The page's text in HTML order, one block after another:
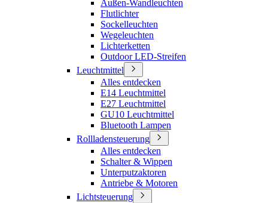
Außen-Wandleuchten
Flutlichter
Sockelleuchten
Wegeleuchten
Lichterketten
Outdoor LED-Streifen
Leuchtmittel
Alles entdecken
E14 Leuchtmittel
E27 Leuchtmittel
GU10 Leuchtmittel
Bluetooth Lampen
Rollladensteuerung
Alles entdecken
Schalter & Wippen
Unterputzaktoren
Antriebe & Motoren
Lichtsteuerung